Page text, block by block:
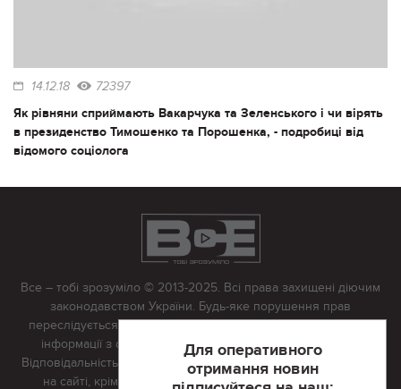
14.12.18 72397
Як рівняни сприймають Вакарчука та Зеленського і чи вірять
в президенство Тимошенко та Порошенка, - подробиці від
відомого соціолога
Для оперативного
отримання новин
Все – тобі зрозуміло © 2013-2025. Всі права захищені діючим
законодавством України. Будь-яке порушення прав
переслідується в судовому порядку. Будь-яке відтворення
інформації з сайту тільки з письмово дозволу редакції.
Відповідальність за достовірність усіх матеріалів, розміщених
на сайті, крім матеріалів, які містять посилання на інші